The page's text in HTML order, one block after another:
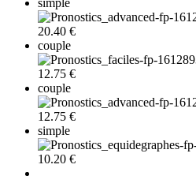
20.40 €
couple
12.75 €
couple
12.75 €
simple
10.20 €